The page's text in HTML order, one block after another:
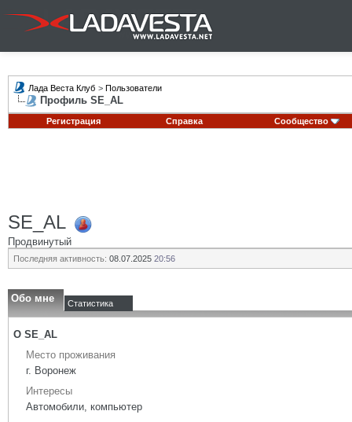
Лада Веста Клуб > Пользователи
Профиль SE_AL
Регистрация Справка Сообщество
SE_AL
Продвинутый
Последняя активность: 08.07.2025 20:56
Обо мне Статистика
О SE_AL
Место проживания
г. Воронеж
Интересы
Автомобили, компьютер